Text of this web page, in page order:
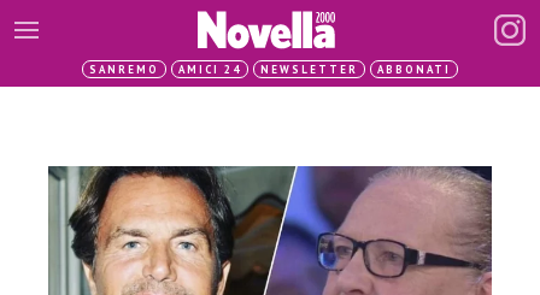
SANREMO AMICI 24 NEWSLETTER ABBONATI